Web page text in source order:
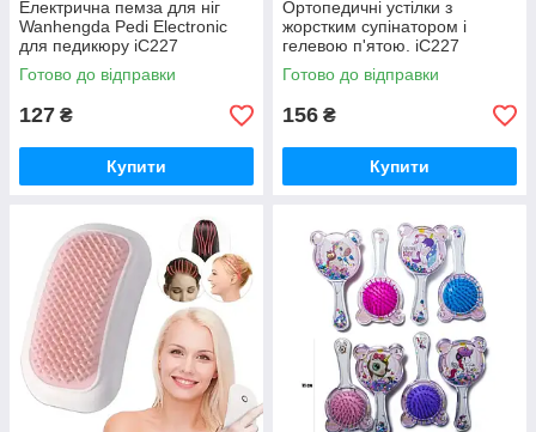
Електрична пемза для ніг
Wanhengda Pedi Electronic
для педикюру iC227
Готово до відправки
127 ₴
Купити
Ортопедичні устілки з
жорстким супінатором і
гелевою п'ятою. iC227
Готово до відправки
156 ₴
Купити